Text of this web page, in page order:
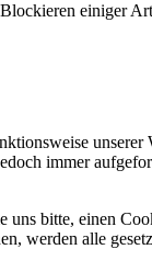
einiger
unserer
immer
uns bitte, einen
werden alle